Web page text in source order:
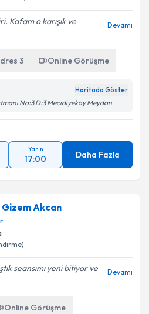
Kafam o karışık ve
Devamı
3 Online Görüşme
Haritada Göster
No:3 D:3 Mecidiyeköy Meydan
Yarın
17:00 Daha Fazla
Gizem Akcan
seansımı yeni bitiyor ve
Devamı
Online Görüşme